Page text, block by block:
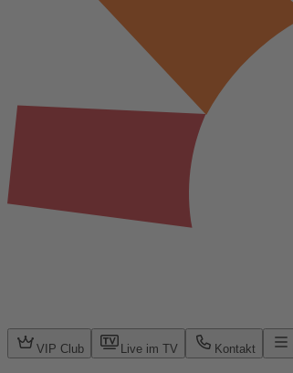
VIP Club Live im TV Kontakt